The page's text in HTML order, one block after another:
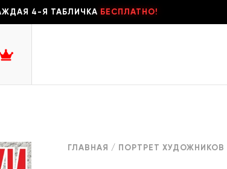
4-Я ТАБЛИЧКА БЕСПЛАТНО!
ГЛАВНАЯ / ПОРТРЕТ ХУДОЖНИКОВ